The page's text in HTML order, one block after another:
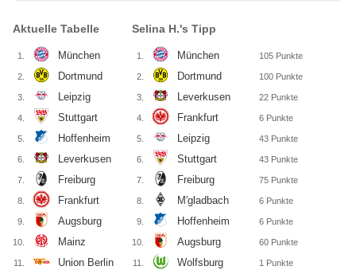
Aktuelle Tabelle
1. München
2. Dortmund
3. Leipzig
4. Stuttgart
5. Hoffenheim
6. Leverkusen
7. Freiburg
8. Frankfurt
9. Augsburg
10. Mainz
11. Union Berlin
Selina H.'s Tipp
1. München 105 Punkte
2. Dortmund 100 Punkte
3. Leverkusen 22 Punkte
4. Frankfurt 6 Punkte
5. Leipzig 43 Punkte
6. Stuttgart 43 Punkte
7. Freiburg 75 Punkte
8. M'gladbach 6 Punkte
9. Hoffenheim 6 Punkte
10. Augsburg 60 Punkte
11. Wolfsburg 1 Punkte